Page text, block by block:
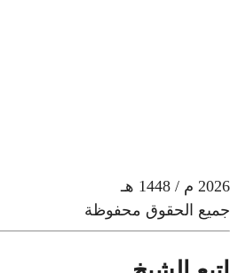
2026 م / 1448 هـ
جميع الحقوق محفوظة